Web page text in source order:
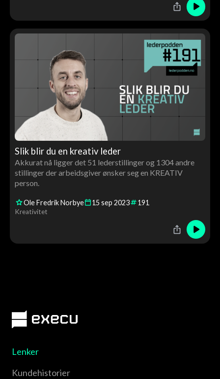
Slik blir du en kreativ leder
Akkurat nå ligger det 51 lederstillinger og 1304 andre
stillinger der arbeidsgiver ønsker seg en KREATIV
person.
Ole Fredrik Norbye 15 sep 2023 191
Kreativitet
Lenker
Kundehistorier